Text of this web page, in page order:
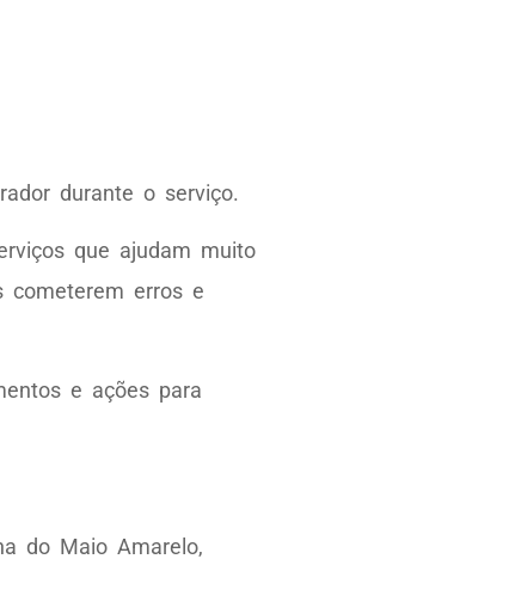
durante o serviço.
que ajudam muito
cometerem erros e
e ações para
do Maio Amarelo,